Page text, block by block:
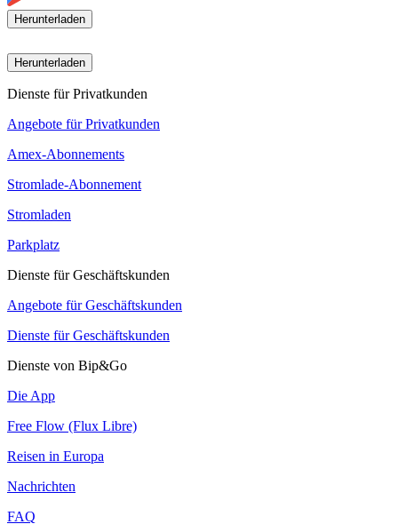
Herunterladen
Herunterladen
Dienste für Privatkunden
Angebote für Privatkunden
Amex-Abonnements
Stromlade-Abonnement
Stromladen
Parkplatz
Dienste für Geschäftskunden
Angebote für Geschäftskunden
Dienste für Geschäftskunden
Dienste von Bip&Go
Die App
Free Flow (Flux Libre)
Reisen in Europa
Nachrichten
FAQ